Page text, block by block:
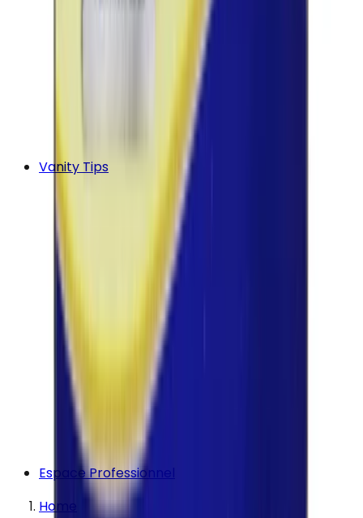
Vanity Tips
Espace Professionnel
Home